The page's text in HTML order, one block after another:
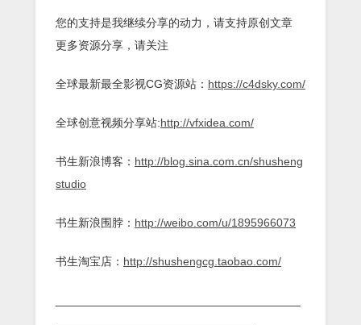
您的支持是我继续分享的动力，请支持原创文章
更多资源分享，请关注
全球最新最全影视CG资源站： https://c4dsky.com/
全球创意视频分享站:http://vfxidea.com/
书生新浪博客： http://blog.sina.com.cn/shusheng
studio
书生新浪围脖： http://weibo.com/u/1895966073
书生淘宝店： http://shushengcg.taobao.com/